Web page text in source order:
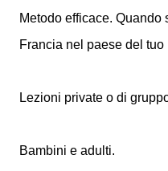
Metodo efficace. Quando
Francia nel paese del
Lezioni private o di
Bambini e adulti.